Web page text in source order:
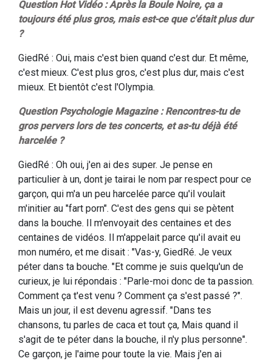
Question Hot Vidéo : Après la Boule Noire, ça a
toujours été plus gros, mais est-ce que c'était plus dur
?
GiedRé : Oui, mais c'est bien quand c'est dur. Et même,
c'est mieux. C'est plus gros, c'est plus dur, mais c'est
mieux. Et bientôt c'est l'Olympia.
Question Psychologie Magazine : Rencontres-tu de
gros pervers lors de tes concerts, et as-tu déjà été
harcelée ?
GiedRé : Oh oui, j'en ai des super. Je pense en
particulier à un, dont je tairai le nom par respect pour ce
garçon, qui m'a un peu harcelée parce qu'il voulait
m'initier au "fart porn". C'est des gens qui se pètent
dans la bouche. Il m'envoyait des centaines et des
centaines de vidéos. Il m'appelait parce qu'il avait eu
mon numéro, et me disait : "Vas-y, GiedRé. Je veux
péter dans ta bouche. "Et comme je suis quelqu'un de
curieux, je lui répondais : "Parle-moi donc de ta passion.
Comment ça t'est venu ? Comment ça s'est passé ?".
Mais un jour, il est devenu agressif. "Dans tes
chansons, tu parles de caca et tout ça, Mais quand il
s'agit de te péter dans la bouche, il n'y plus personne".
Ce garçon, je l'aime pour toute la vie. Mais j'en ai